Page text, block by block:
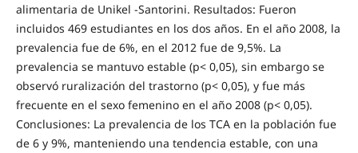
alimentaria de Unikel -Santorini. Resultados: Fueron
incluidos 469 estudiantes en los dos años. En el año 2008, la
prevalencia fue de 6%, en el 2012 fue de 9,5%. La
prevalencia se mantuvo estable (p< 0,05), sin embargo se
observó ruralización del trastorno (p< 0,05), y fue más
frecuente en el sexo femenino en el año 2008 (p< 0,05).
Conclusiones: La prevalencia de los TCA en la población fue
de 6 y 9%, manteniendo una tendencia estable, con una